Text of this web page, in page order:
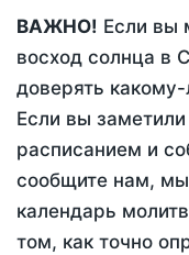
ВАЖНО! Если вы
восход солнца в
доверять
Если вы
расписанием и
сообщите нам,
календарь
том, как точно